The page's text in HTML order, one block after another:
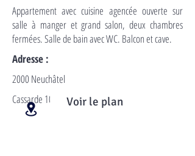
Appartement avec cuisine agencée ouverte sur
salle à manger et grand salon, deux chambres
fermées. Salle de bain avec WC. Balcon et cave.
Adresse :
2000 Neuchâtel
Cassarde 10
Voir le plan